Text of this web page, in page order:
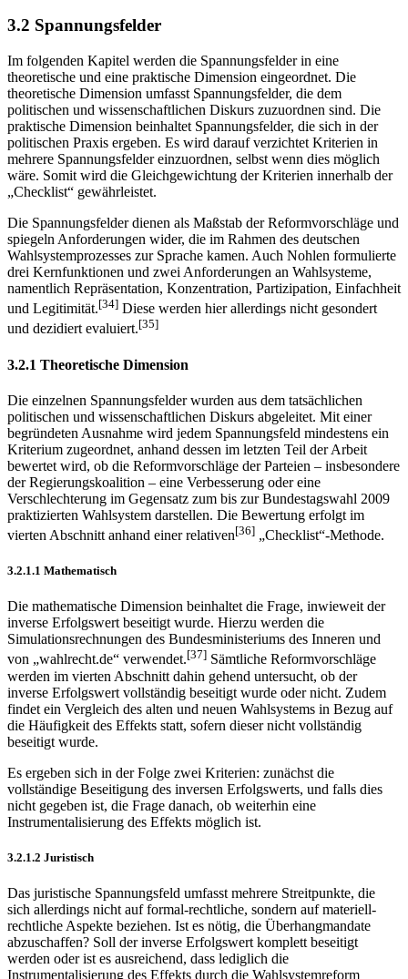
3.2 Spannungsfelder
Im folgenden Kapitel werden die Spannungsfelder in eine
theoretische und eine praktische Dimension eingeordnet. Die
theoretische Dimension umfasst Spannungsfelder, die dem
politischen und wissenschaftlichen Diskurs zuzuordnen sind. Die
praktische Dimension beinhaltet Spannungsfelder, die sich in der
politischen Praxis ergeben. Es wird darauf verzichtet Kriterien in
mehrere Spannungsfelder einzuordnen, selbst wenn dies möglich
wäre. Somit wird die Gleichgewichtung der Kriterien innerhalb der
„Checklist“ gewährleistet.
Die Spannungsfelder dienen als Maßstab der Reformvorschläge und
spiegeln Anforderungen wider, die im Rahmen des deutschen
Wahlsystemprozesses zur Sprache kamen. Auch Nohlen formulierte
drei Kernfunktionen und zwei Anforderungen an Wahlsysteme,
namentlich Repräsentation, Konzentration, Partizipation, Einfachheit
und Legitimität.[34] Diese werden hier allerdings nicht gesondert
und dezidiert evaluiert.[35]
3.2.1 Theoretische Dimension
Die einzelnen Spannungsfelder wurden aus dem tatsächlichen
politischen und wissenschaftlichen Diskurs abgeleitet. Mit einer
begründeten Ausnahme wird jedem Spannungsfeld mindestens ein
Kriterium zugeordnet, anhand dessen im letzten Teil der Arbeit
bewertet wird, ob die Reformvorschläge der Parteien – insbesondere
der Regierungskoalition – eine Verbesserung oder eine
Verschlechterung im Gegensatz zum bis zur Bundestagswahl 2009
praktizierten Wahlsystem darstellen. Die Bewertung erfolgt im
vierten Abschnitt anhand einer relativen[36] „Checklist“-Methode.
3.2.1.1 Mathematisch
Die mathematische Dimension beinhaltet die Frage, inwieweit der
inverse Erfolgswert beseitigt wurde. Hierzu werden die
Simulationsrechnungen des Bundesministeriums des Inneren und
von „wahlrecht.de“ verwendet.[37] Sämtliche Reformvorschläge
werden im vierten Abschnitt dahin gehend untersucht, ob der
inverse Erfolgswert vollständig beseitigt wurde oder nicht. Zudem
findet ein Vergleich des alten und neuen Wahlsystems in Bezug auf
die Häufigkeit des Effekts statt, sofern dieser nicht vollständig
beseitigt wurde.
Es ergeben sich in der Folge zwei Kriterien: zunächst die
vollständige Beseitigung des inversen Erfolgswerts, und falls dies
nicht gegeben ist, die Frage danach, ob weiterhin eine
Instrumentalisierung des Effekts möglich ist.
3.2.1.2 Juristisch
Das juristische Spannungsfeld umfasst mehrere Streitpunkte, die
sich allerdings nicht auf formal-rechtliche, sondern auf materiell-
rechtliche Aspekte beziehen. Ist es nötig, die Überhangmandate
abzuschaffen? Soll der inverse Erfolgswert komplett beseitigt
werden oder ist es ausreichend, dass lediglich die
Instrumentalisierung des Effekts durch die Wahlsystemreform